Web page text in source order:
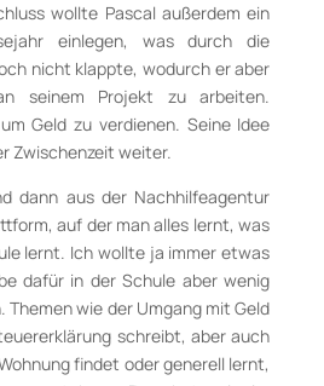
wollte Pascal außerdem ein
einlegen, was durch die
nicht klappte, wodurch er aber
seinem Projekt zu arbeiten.
Geld zu verdienen. Seine Idee
Zwischenzeit weiter.
dann aus der Nachhilfeagentur
auf der man alles lernt, was
lernt. Ich wollte ja immer etwas
dafür in der Schule aber wenig
wie der Umgang mit Geld
schreibt, aber auch
findet oder generell lernt,